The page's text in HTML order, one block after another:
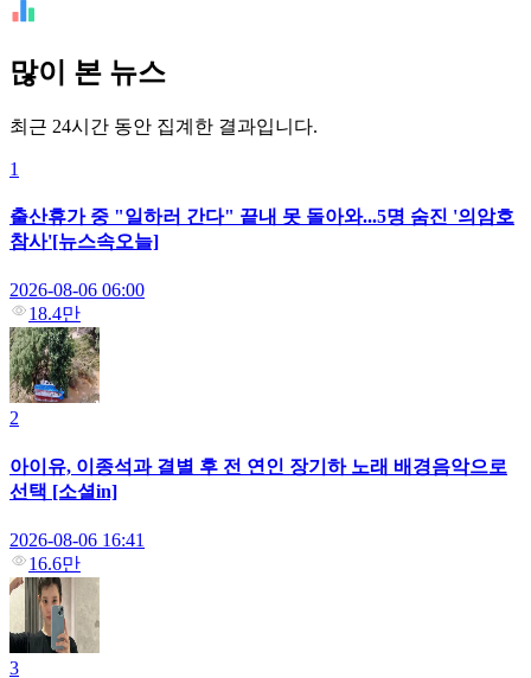
많이 본 뉴스
최근 24시간 동안 집계한 결과입니다.
1
출산휴가 중 "일하러 간다" 끝내 못 돌아와...5명 숨진 '의암호
참사'[뉴스속오늘]
2026-08-06 06:00
18.4만
2
아이유, 이종석과 결별 후 전 연인 장기하 노래 배경음악으로
선택 [소셜in]
2026-08-06 16:41
16.6만
3